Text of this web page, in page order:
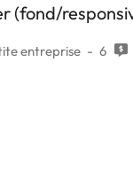
(fond/
entreprise 6